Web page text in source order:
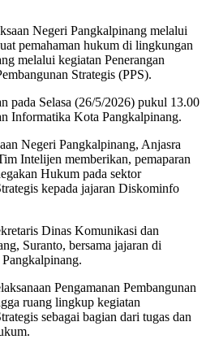
Negeri Pangkalpinang melalui
pemahaman hukum di lingkungan
melalui kegiatan Penerangan
Strategis (PPS).
pada Selasa (26/5/2026) pukul 13.00
Informatika Kota Pangkalpinang.
Negeri Pangkalpinang, Anjasra
Intelijen memberikan, pemaparan
Hukum pada sektor
kepada jajaran Diskominfo
Dinas Komunikasi dan
Suranto, bersama jajaran di
Pengamanan Pembangunan
ruang lingkup kegiatan
sebagai bagian dari tugas dan